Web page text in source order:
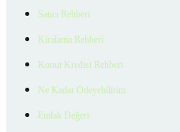
Satıcı Rehberi
Kiralama Rehberi
Konut Kredisi Rehberi
Ne Kadar Ödeyebilirim
Emlak Değeri